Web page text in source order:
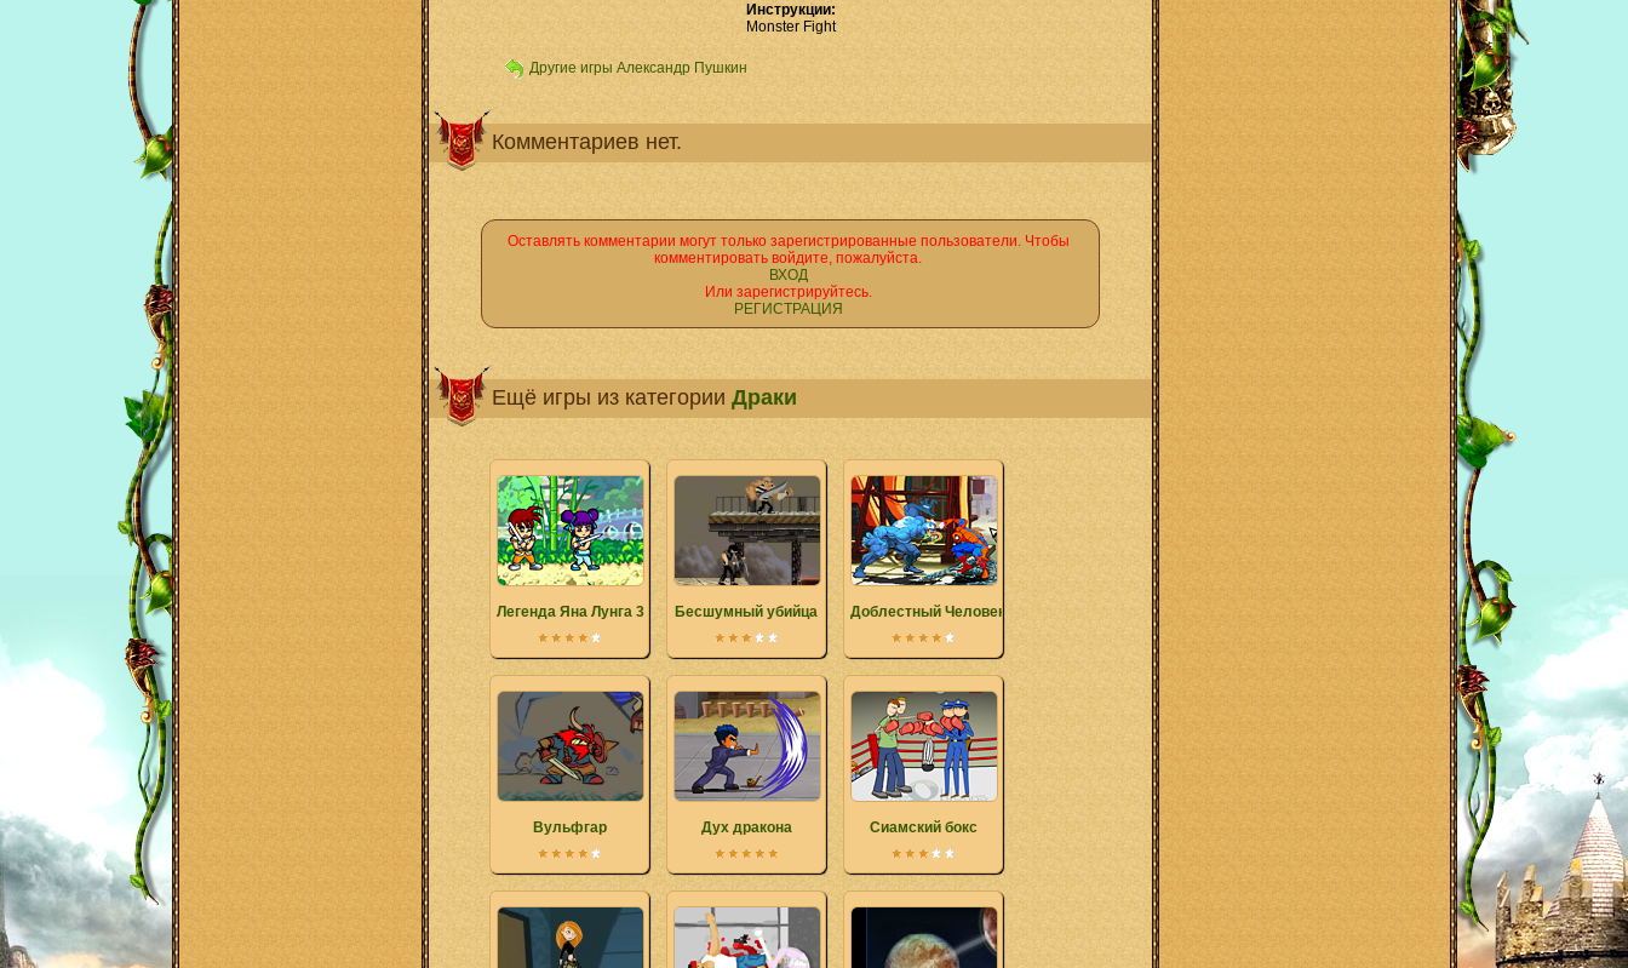
Инструкции:
Monster Fight
Другие игры Александр Пушкин
Комментариев нет.
Оставлять комментарии могут только зарегистрированные пользователи. Чтобы
комментировать войдите, пожалуйста.
ВХОД
Или зарегистрируйтесь.
РЕГИСТРАЦИЯ
Ещё игры из категории Драки
Легенда Яна Лунга 3 Бесшумный убийца Доблестный Человек-паук 2
Вульфгар Дух дракона Сиамский бокс